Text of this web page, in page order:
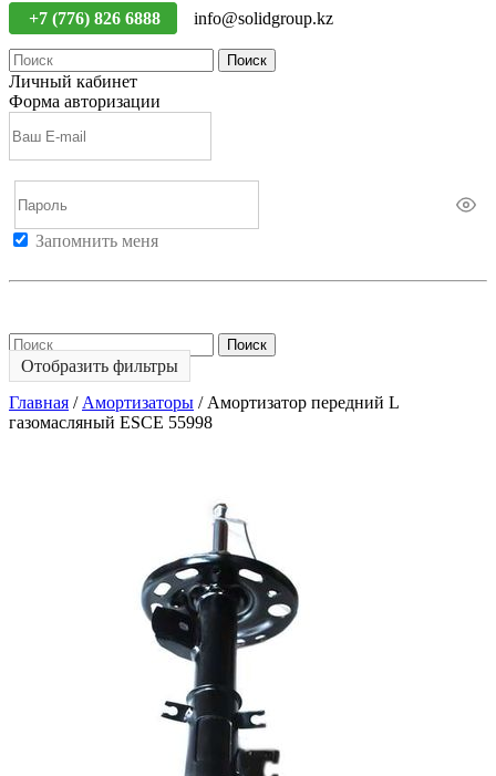
+7 (776) 826 6888 info@solidgroup.kz
Поиск
Личный кабинет
Форма авторизации
Запомнить меня
Поиск
Отобразить фильтры
Главная / Амортизаторы / Амортизатор передний L
газомасляный ESCE 55998